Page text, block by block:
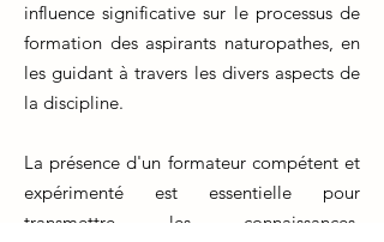
influence significative sur le processus de
formation des aspirants naturopathes, en
les guidant à travers les divers aspects de
la discipline.
La présence d'un formateur compétent et
expérimenté est essentielle pour
transmettre les connaissances,